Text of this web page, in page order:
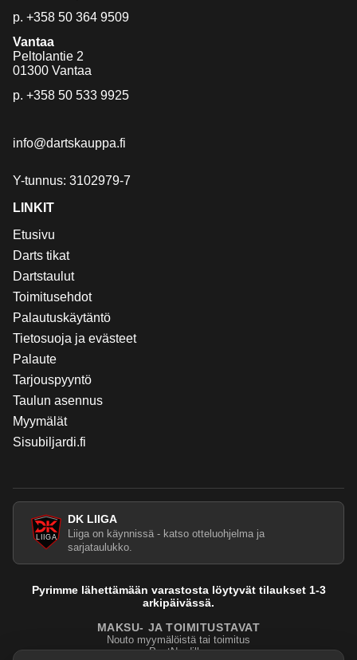
p. +358 50 364 9509
Vantaa
Peltolantie 2
01300 Vantaa
p. +358 50 533 9925
info@dartskauppa.fi
Y-tunnus: 3102979-7
LINKIT
Etusivu
Darts tikat
Dartstaulut
Toimitusehdot
Palautuskäytäntö
Tietosuoja ja evästeet
Palaute
Tarjouspyyntö
Taulun asennus
Myymälät
Sisubiljardi.fi
DK LIIGA
Liiga on käynnissä - katso otteluohjelma ja
sarjataulukko.
Pyrimme lähettämään varastosta löytyvät tilaukset 1-3
arkipäivässä.
MAKSU- JA TOIMITUSTAVAT
Nouto myymälöistä tai toimitus
PostNordilla.